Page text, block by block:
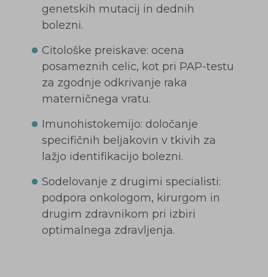
genetskih mutacij in dednih
bolezni.
Citološke preiskave: ocena
posameznih celic, kot pri PAP-testu
za zgodnje odkrivanje raka
materničnega vratu.
Imunohistokemijo: določanje
specifičnih beljakovin v tkivih za
lažjo identifikacijo bolezni.
Sodelovanje z drugimi specialisti:
podpora onkologom, kirurgom in
drugim zdravnikom pri izbiri
optimalnega zdravljenja.